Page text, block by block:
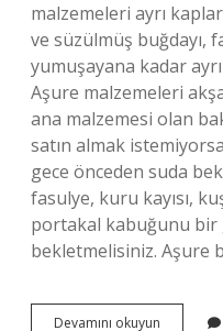
malzemeleri ayrı
ve süzülmüş buğdayı,
yumuşayana kadar
Aşure malzemeleri
ana malzemesi olan
satın almak
gece önceden suda
fasulye, kuru kayısı,
portakal kabuğunu bir
bekletmelisiniz. Aşure
Devamını okuyun Aşurelik